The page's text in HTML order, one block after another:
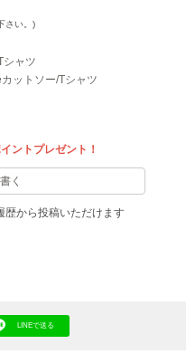
さい。)
シャツ
ットソー/Tシャツ
ントプレゼント！
く
歴から投稿いただけます
LINEで送る